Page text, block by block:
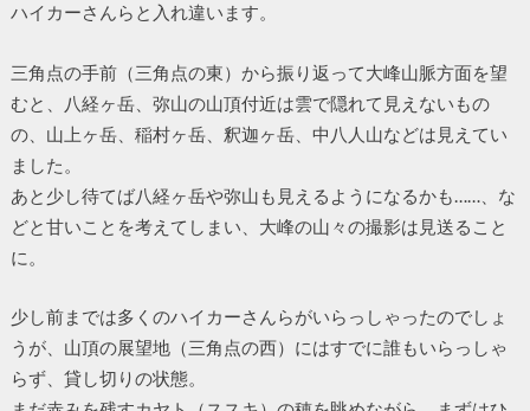
ハイカーさんらと入れ違います。
三角点の手前（三角点の東）から振り返って大峰山脈方面を望
むと、八経ヶ岳、弥山の山頂付近は雲で隠れて見えないもの
の、山上ヶ岳、稲村ヶ岳、釈迦ヶ岳、中八人山などは見えてい
ました。
あと少し待てば八経ヶ岳や弥山も見えるようになるかも……、な
どと甘いことを考えてしまい、大峰の山々の撮影は見送ること
に。
少し前までは多くのハイカーさんらがいらっしゃったのでしょ
うが、山頂の展望地（三角点の西）にはすでに誰もいらっしゃ
らず、貸し切りの状態。